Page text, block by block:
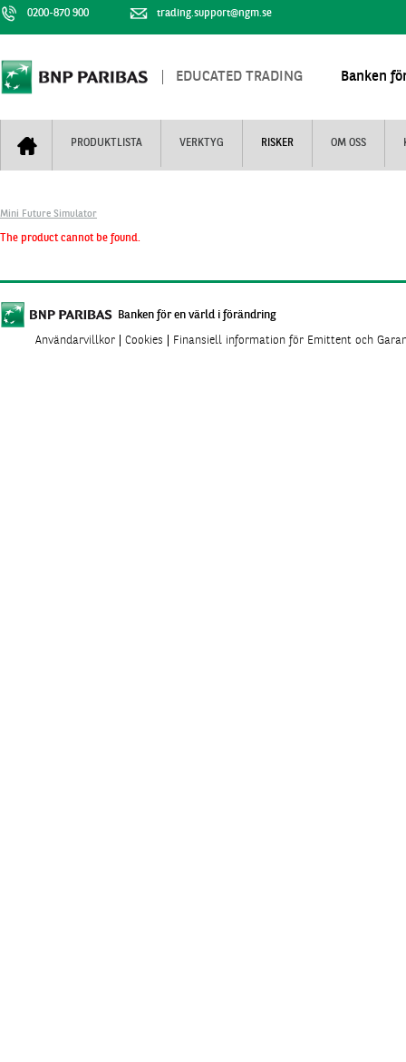
0200-870 900 trading.support@ngm.se
EDUCATED TRADING Banken
PRODUKTLISTA VERKTYG RISKER OM OSS
Mini Futures
Unlimited Turbos
Nya produkter
Stoppade & förfallna produkter
Nyhestbrev+
Realtidskurser
Knock-plocken
Kunskapscentra+
Finansiell information
Mini Future Simulator
The product cannot be found.
Banken för en värld i förändring
Användarvillkor Cookies Finansiell information för Emittent och